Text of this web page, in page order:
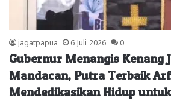
jagatpapua 6 Juli 2026 0
Gubernur Menangis Kenang
Mandacan, Putra Terbaik
Mendedikasikan Hidup